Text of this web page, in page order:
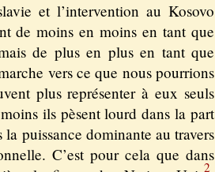
et l’intervention au Kosovo
de moins en moins en tant que
de plus en plus en tant que
vers ce que nous pourrions
plus représenter à eux seuls
ils pèsent lourd dans la part
la puissance dominante au travers
C’est pour cela que dans
2